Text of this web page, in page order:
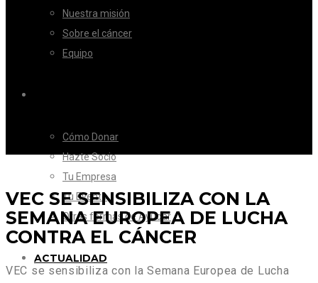
Nuestra misión
Sobre el cáncer
Equipo
Cómo Donar
Hazte Socio
Tu Empresa
Tu Evento
Otras formas de Ayudar
ACTUALIDAD
VEC SE SENSIBILIZA CON LA
SEMANA EUROPEA DE LUCHA
CONTRA EL CÁNCER
VEC se sensibiliza con la Semana Europea de Lucha